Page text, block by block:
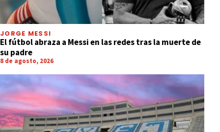
JORGE MESSI
El fútbol abraza a Messi en las redes tras la muerte de
su padre
8 de agosto, 2026